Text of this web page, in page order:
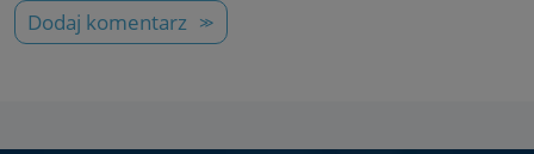
Dodaj komentarz